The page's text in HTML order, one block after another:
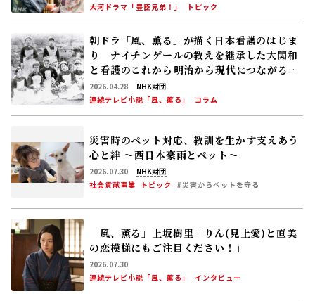
大河ドラマ「豊臣兄弟！」
トピック
朝ドラ「風、薫る」が描く日本看護のはじま
り ナイチンゲールの教えを継承した大関和
と看護のこれから――明治から現代につながる道
【後編】
2026.04.28
NHK財団
連続テレビ小説「風、薫る」
コラム
災害時のペット対応、教訓を生かす――支えあう
心と絆 〜西日本豪雨とペット〜
2026.07.30
NHK財団
社会貢献事業
トピック #災害からペットを守る
「風、薫る」上坂樹里「りん(見上愛)と直美
の恋模様にもご注目ください！」
2026.07.30
連続テレビ小説「風、薫る」
インタビュー